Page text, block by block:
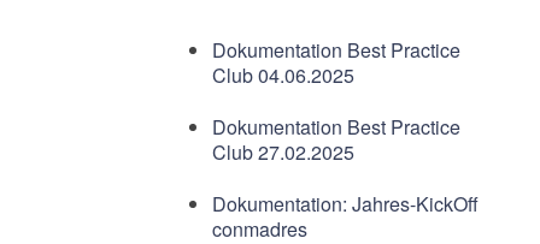
Dokumentation Best Practice
Club 04.06.2025
Dokumentation Best Practice
Club 27.02.2025
Dokumentation: Jahres-KickOff
conmadres